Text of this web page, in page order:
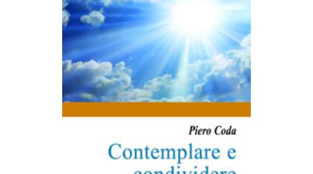
AGGIUNGI AL CARRELLO